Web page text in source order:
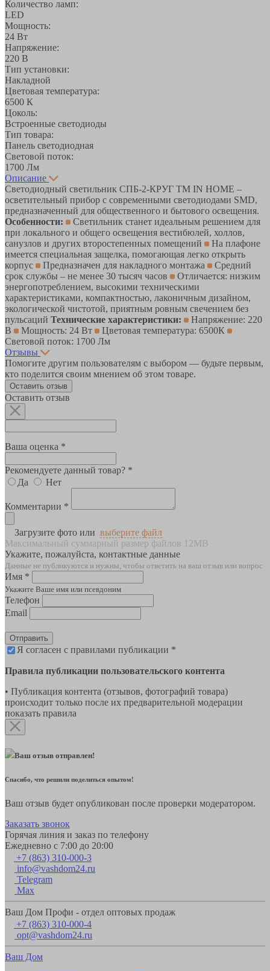
Количество ламп:
LED
Мощность:
24 Вт
Напряжение:
220 В
Тип установки:
Накладной
Цветовая температура:
6500 К
Цоколь:
Встроенные светодиоды
Тип товара:
Панель светодиодная
Световой поток:
1700 Лм
Описание
Светодиодный светильник СПБ-2-КРУГ ТМ IN HOME –
осветительный прибор с современными светодиодами SMD,
предназначенный для общественного и бытового освещения.
Особенности:
Светильник станет идеальным решением для
при локального и общего освещения вестибюлей, холлов,
санузлов и других второстепенных помещений
На плафоне
имеется специальная защелка, помогающая легко открыть
корпус
Предназначен для накладного монтажа
Средний
срок службы – не менее 30 тысяч часов
Отличается: низким
энергопотреблением, высокими техническими
характеристиками, компактностью, лаконичным дизайном,
экологической чистотой, приятным ровным свечением без
пульсаций Технические характеристики:
Напряжение: 220
В
Мощность: 24 Вт
Цветовая температура: 6500К
Световой поток: 1700 Лм
Отзывы
Помогите другим пользователям с выбором — будьте первым,
кто поделится своим мнением об этом товаре.
Оставить отзыв
Оставить отзыв
Ваша оценка *
Рекомендуете данный товар? *
Да
Нет
Комментарии *
Загрузите фото или выберите файл
Максимальный суммарный размер файлов 12MB
Укажите, пожалуйста, контактные данные
Данные не публикуются и нужны, чтобы ответить на ваш отзыв или вопрос
Имя *
Укажите Ваше имя или псевдоним
Телефон
Email
Отправить
Я согласен с правилами публикации *
Правила публикации пользовательского контента
• Публикация контента (отзывов, фотографий товара)
происходит только после их предварительной модерации
показать правила
Ваш отзыв отправлен!
Спасибо, что решили поделиться опытом!
Ваш отзыв будет опубликован после проверки модератором.
Заказать звонок
Горячая линия и заказ по телефону
Ежедневно с 7:00 до 20:00
+7 (863) 310-000-3
info@vashdom24.ru
Telegram
Max
Ваш Дом Профи - отдел оптовых продаж
+7 (863) 310-000-4
opt@vashdom24.ru
Ваш Дом